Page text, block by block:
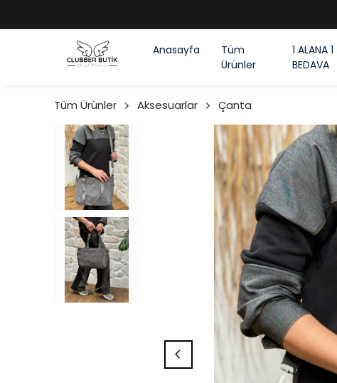
Anasayfa
Tüm
Ürünler
1 ALANA 1
BEDAVA
Tüm Ürünler Aksesuarlar Çanta